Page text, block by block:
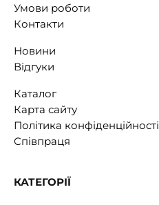
Умови роботи
Контакти
Новини
Відгуки
Каталог
Карта сайту
Політика конфіденційності
Співпраця
КАТЕГОРІЇ